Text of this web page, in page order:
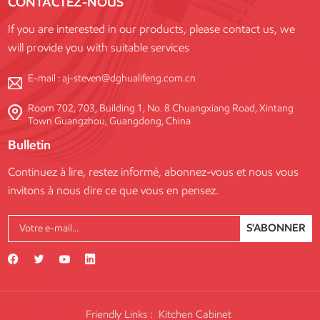
aux exigences de chaque projet.
If you are interested in our products, please contact us, we
will provide you with suitable services
E-mail :aj-steven@dghualifeng.com.cn
Room 702, 703, Building 1, No. 8 Chuangxiang Road, Xintang
Town Guangzhou, Guangdong, China
Bulletin
Continuez à lire, restez informé, abonnez-vous et nous vous
invitons à nous dire ce que vous en pensez.
S'ABONNER
Friendly Links : Kitchen Cabinet